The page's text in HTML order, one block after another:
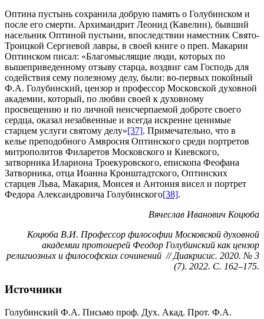
Оптина пустынь сохранила добрую память о Голубинском и
после его смерти. Архимандрит Леонид (Кавелин), бывший
насельник Оптиной пустыни, впоследствии наместник Свято-
Троицкой Сергиевой лавры, в своей книге о преп. Макарии
Оптинском писал: «Благомыслящие люди, которых по
вышеприведенному отзыву старца, воздвиг сам Господь для
содействия сему полезному делу, были: во-первых покойный
Ф.А. Голубинский, цензор и профессор Московской духовной
академии, который, по любви своей к духовному
просвещению и по личной неисчерпаемой доброте своего
сердца, оказал незабвенные и всегда искренне ценимые
старцем услуги святому делу»[37]. Примечательно, что в
келье преподобного Амвросия Оптинского среди портретов
митрополитов Филаретов Московского и Киевского,
затворника Илариона Троекуровского, епископа Феофана
Затворника, отца Иоанна Кронштадтского, Оптинских
старцев Льва, Макария, Моисея и Антония висел и портрет
Федора Александровича Голубинского[38].
Вячеслав Иванович Коцюба
Коцюба В.И. Профессор философии Московской духовной
академии протоиерей Феодор Голубинский как цензор
религиозных и философских сочинений // Диакрисис. 2020. № 3
(7). 2022. С. 162–175.
Источники
Голубинский Ф.А. Письмо проф. Дух. Акад. Прот. Ф.А.